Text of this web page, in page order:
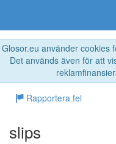
Glosor.eu använder cookies
Det används även för att
Rapportera fel
slips